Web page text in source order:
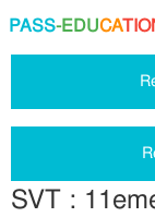
PASS-EDUCA
SVT :